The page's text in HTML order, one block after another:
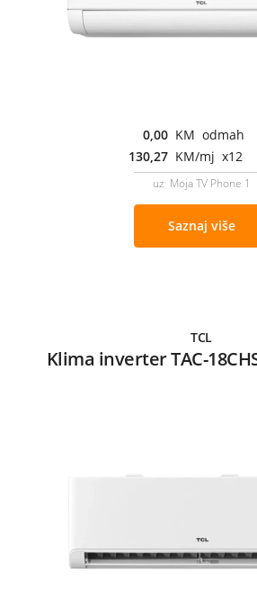
0,00 KM odmah
130,27 KM/mj x12
uz Moja TV Phone 1
Saznaj više
TCL
Klima inverter TAC-